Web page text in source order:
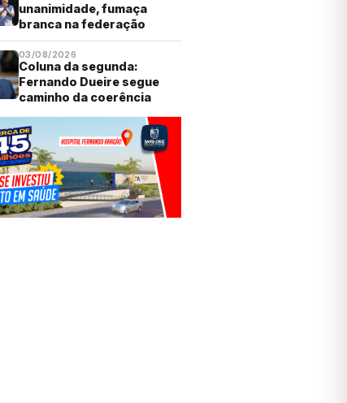
unanimidade, fumaça
branca na federação
03/08/2026
Coluna da segunda:
Fernando Dueire segue
caminho da coerência